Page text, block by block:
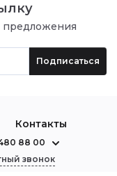
предложения
Подписаться
Контакты
88 00
звонок